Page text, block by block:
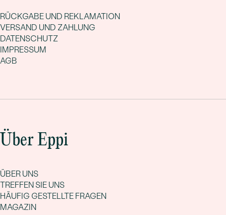
RÜCKGABE UND REKLAMATION
VERSAND UND ZAHLUNG
DATENSCHUTZ
IMPRESSUM
AGB
Über Eppi
ÜBER UNS
TREFFEN SIE UNS
HÄUFIG GESTELLTE FRAGEN
MAGAZIN